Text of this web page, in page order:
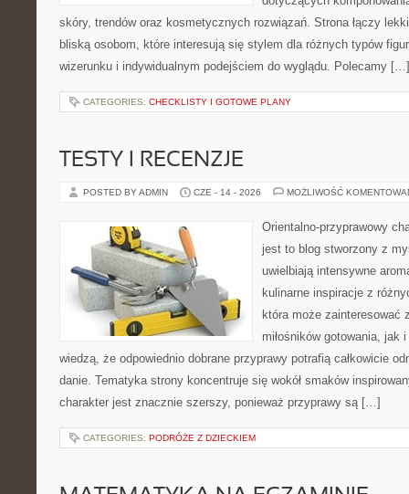
skóry, trendów oraz kosmetycznych rozwiązań. Strona łączy
bliską osobom, które interesują się stylem dla różnych typów
wizerunku i indywidualnym podejściem do wyglądu. Polecamy […]
CATEGORIES: CHECKLISTY I GOTOWE PLANY
TESTY I RECENZJE
POSTED BY ADMIN CZE - 14 - 2026 MOŻLIWOŚĆ
Orientalno-przyprawowy
jest to blog stworzony z
uwielbiają intensywne
kulinarne inspiracje z
która może zainteresować
miłośników gotowania, jak
wiedzą, że odpowiednio dobrane przyprawy potrafią całkowicie
danie. Tematyka strony koncentruje się wokół smaków
charakter jest znacznie szerszy, ponieważ przyprawy są […]
CATEGORIES: PODRÓŻE Z DZIECKIEM